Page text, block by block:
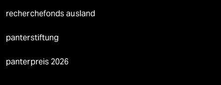
recherchefonds ausland
panterstiftung
panterpreis 2026